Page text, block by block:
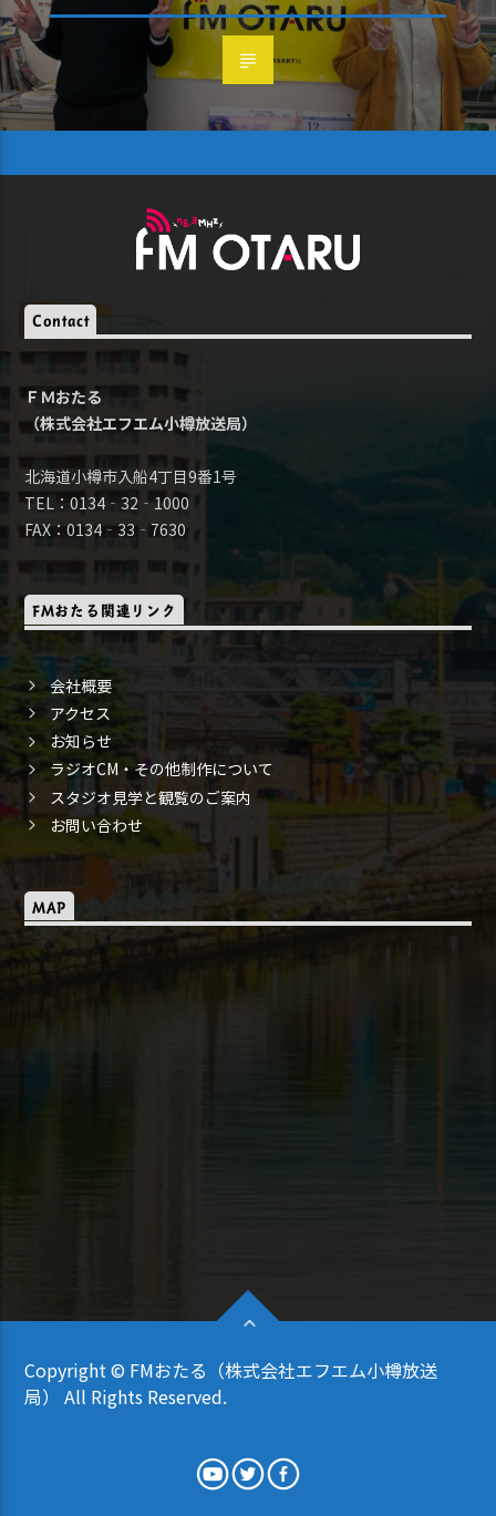
Contact
ＦＭおたる
（株式会社エフエム小樽放送局）
北海道小樽市入船4丁目9番1号
TEL：0134‐32‐1000
FAX：0134‐33‐7630
FMおたる関連リンク
会社概要
アクセス
お知らせ
ラジオCM・その他制作について
スタジオ見学と観覧のご案内
お問い合わせ
MAP
Copyright © FMおたる（株式会社エフエム小樽放送
局） All Rights Reserved.